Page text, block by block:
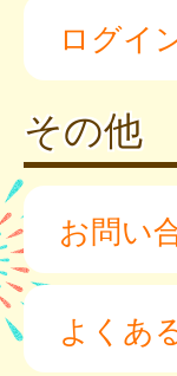
ログイ
その他
お問い
よくあ